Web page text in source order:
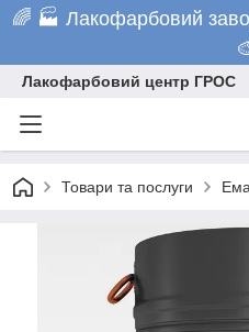
🌈 🏭 Лакофарбовий
Лакофарбовий центр ГРОС
Товари та послуги